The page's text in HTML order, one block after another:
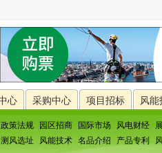
心 采购中心 项目招标 风能
政策法规 园区招商 国际市场 风电财经
测风选址 风能技术 名品介绍 产品专利